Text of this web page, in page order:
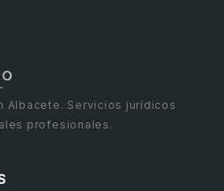
Albacete. Servicios jurídicos
profesionales.